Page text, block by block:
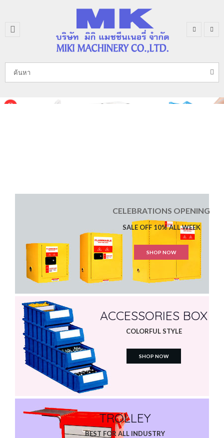
CELEBRATIONS OPENING
SALE OFF 10% ALL WEEK
SHOP NOW
ACCESSORIES BOX
COLORFUL STYLE
SHOP NOW
TROLLEY
BEST FOR ALL INDUSTRY